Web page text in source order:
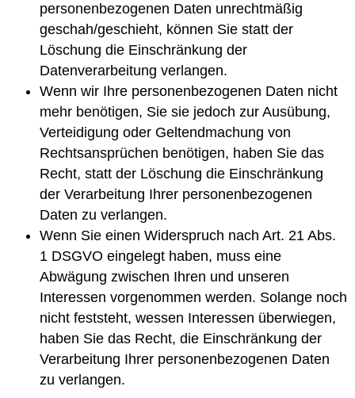
personenbezogenen Daten unrechtmäßig
geschah/geschieht, können Sie statt der
Löschung die Einschränkung der
Datenverarbeitung verlangen.
Wenn wir Ihre personenbezogenen Daten nicht
mehr benötigen, Sie sie jedoch zur Ausübung,
Verteidigung oder Geltendmachung von
Rechtsansprüchen benötigen, haben Sie das
Recht, statt der Löschung die Einschränkung
der Verarbeitung Ihrer personenbezogenen
Daten zu verlangen.
Wenn Sie einen Widerspruch nach Art. 21 Abs.
1 DSGVO eingelegt haben, muss eine
Abwägung zwischen Ihren und unseren
Interessen vorgenommen werden. Solange noch
nicht feststeht, wessen Interessen überwiegen,
haben Sie das Recht, die Einschränkung der
Verarbeitung Ihrer personenbezogenen Daten
zu verlangen.